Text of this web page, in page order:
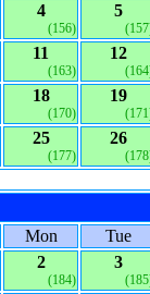
4
(156)
5
11
(163)
12
18
(170)
19
25
(177)
26
Mon
Tue
2
(184)
3